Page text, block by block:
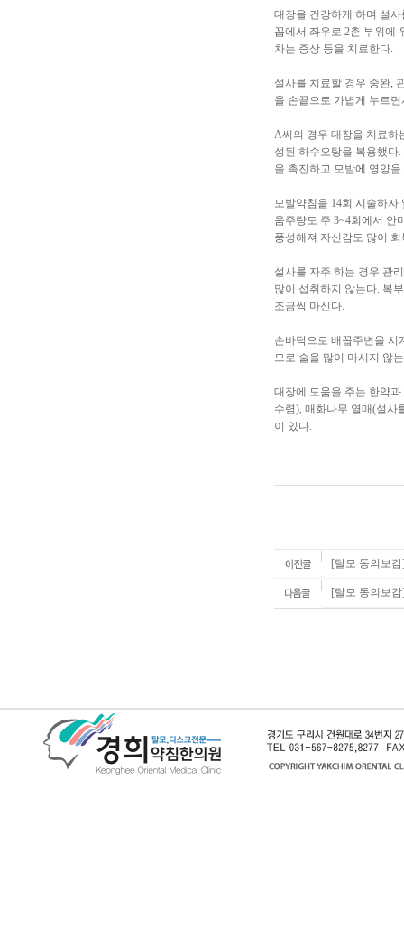
대장을 건강하게 하며 설
꼽에서 좌우로 2촌 부위에
차는 증상 등을 치료한다.
설사를 치료할 경우 중완,
을 손끝으로 가볍게 누르
A씨의 경우 대장을 치료하
성된 하수오탕을 복용했다
을 촉진하고 모발에 영양
모발약침을 14회 시술하
음주량도 주 3~4회에서 안
풍성해져 자신감도 많이 회
설사를 자주 하는 경우 관
많이 섭취하지 않는다. 복
조금씩 마신다.
손바닥으로 배꼽주변을 시
므로 술을 많이 마시지 않
대장에 도움을 주는 한약
수렴), 매화나무 열매(설사
이 있다.
[탈모 동의보
[탈모 동의보